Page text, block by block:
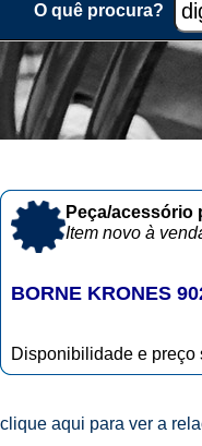
O quê procura?
Peça/acessório
Item novo à
BORNE KRONES
Disponibilidade e preço
clique aqui para ver a